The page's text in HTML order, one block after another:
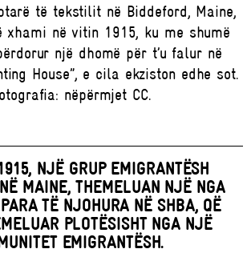
të tekstilit në Biddeford, Maine,
xhami në vitin 1915, ku me shumë
një dhomë për t’u falur në
House”, e cila ekziston edhe sot.
nëpërmjet CC.
NJË GRUP EMIGRANTËSH
MAINE, THEMELUAN NJË NGA
TË NJOHURA NË SHBA, QË
PLOTËSISHT NGA NJË
EMIGRANTËSH.